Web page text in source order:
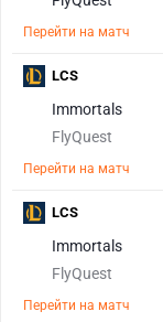
Перейти на матч
Immortals
FlyQuest
Перейти на матч
LCS
Immortals
FlyQuest
Перейти на матч
LCS